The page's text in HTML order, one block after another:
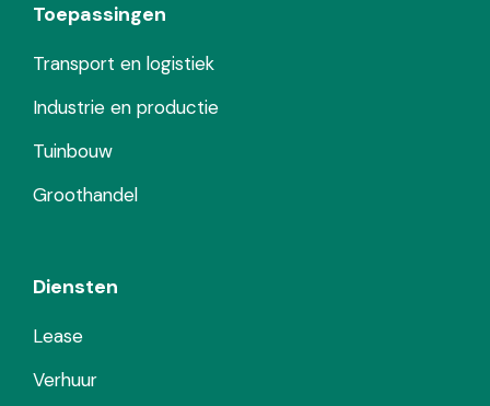
Toepassingen
Transport en logistiek
Industrie en productie
Tuinbouw
Groothandel
Diensten
Lease
Verhuur